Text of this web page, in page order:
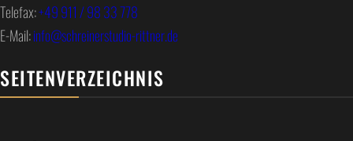
Telefax:+49 911 / 98 33 778
E-Mail:info@schreinerstudio-rittner.de
SEITENVERZEICHNIS